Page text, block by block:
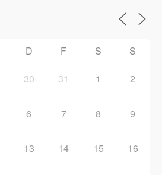
D F S S
30 31 1 2
6 7 8 9
13 14 15 16